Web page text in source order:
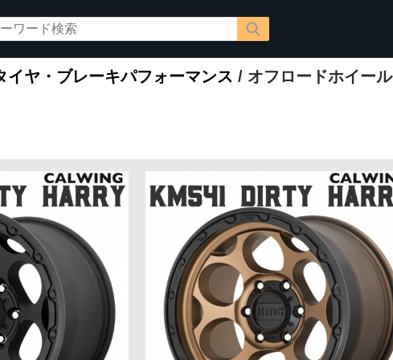
イヤ・ブレーキパフォーマンス / オフロードホイール